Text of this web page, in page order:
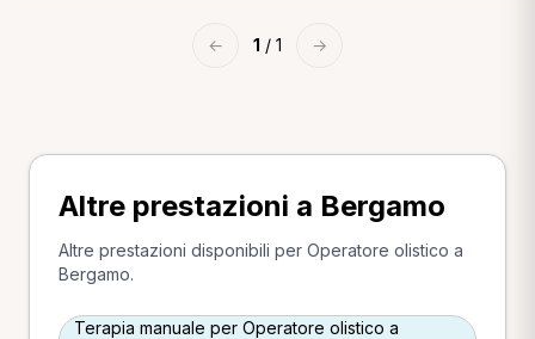
← 1 / 1 →
Altre prestazioni a Bergamo
Altre prestazioni disponibili per Operatore olistico a
Bergamo.
Terapia manuale per Operatore olistico a